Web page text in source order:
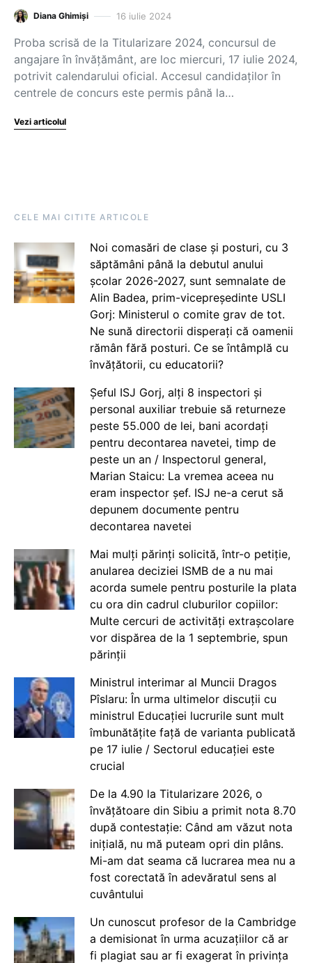
Diana Ghimiși 16 iulie 2024
Proba scrisă de la Titularizare 2024, concursul de
angajare în învățământ, are loc miercuri, 17 iulie 2024,
potrivit calendarului oficial. Accesul candidaților în
centrele de concurs este permis până la…
Vezi articolul
CELE MAI CITITE ARTICOLE
Noi comasări de clase și posturi, cu 3
săptămâni până la debutul anului
școlar 2026-2027, sunt semnalate de
Alin Badea, prim-vicepreședinte USLI
Gorj: Ministerul o comite grav de tot.
Ne sună directorii disperați că oamenii
rămân fără posturi. Ce se întâmplă cu
învățătorii, cu educatorii?
Șeful ISJ Gorj, alți 8 inspectori și
personal auxiliar trebuie să returneze
peste 55.000 de lei, bani acordați
pentru decontarea navetei, timp de
peste un an / Inspectorul general,
Marian Staicu: La vremea aceea nu
eram inspector șef. ISJ ne-a cerut să
depunem documente pentru
decontarea navetei
Mai mulți părinți solicită, într-o petiție,
anularea deciziei ISMB de a nu mai
acorda sumele pentru posturile la plata
cu ora din cadrul cluburilor copiilor:
Multe cercuri de activități extrașcolare
vor dispărea de la 1 septembrie, spun
părinții
Ministrul interimar al Muncii Dragos
Pîslaru: În urma ultimelor discuții cu
ministrul Educației lucrurile sunt mult
îmbunătățite față de varianta publicată
pe 17 iulie / Sectorul educației este
crucial
De la 4.90 la Titularizare 2026, o
învățătoare din Sibiu a primit nota 8.70
după contestație: Când am văzut nota
inițială, nu mă puteam opri din plâns.
Mi-am dat seama că lucrarea mea nu a
fost corectată în adevăratul sens al
cuvântului
Un cunoscut profesor de la Cambridge
a demisionat în urma acuzațiilor că ar
fi plagiat sau ar fi exagerat în privința